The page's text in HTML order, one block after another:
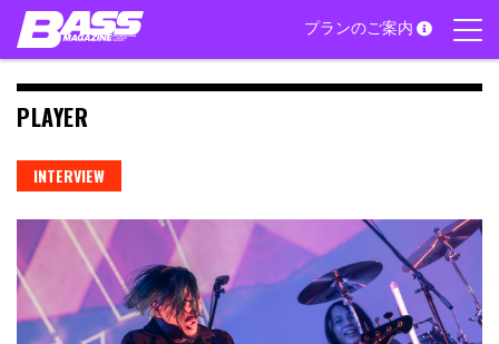
Skip
content
プランのご案内
PLAYER
INTERVIEW